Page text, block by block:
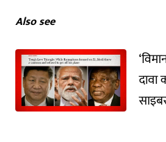
Also see